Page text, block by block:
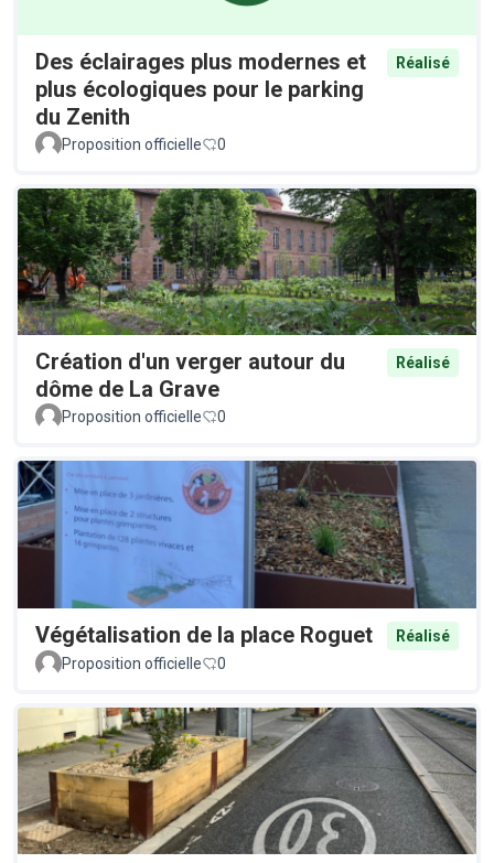
Des éclairages plus modernes et
plus écologiques pour le parking
du Zenith
Réalisé
Proposition officielle 0
Création d'un verger autour du
dôme de La Grave
Réalisé
Proposition officielle 0
Végétalisation de la place Roguet
Réalisé
Proposition officielle
0